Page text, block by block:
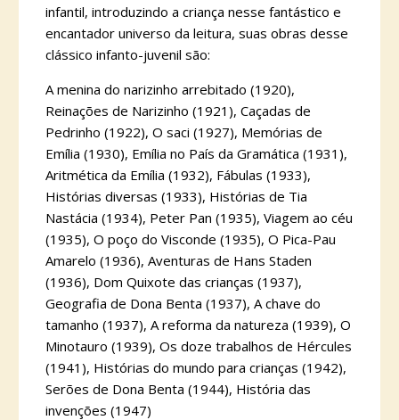
infantil, introduzindo a criança nesse fantástico e
encantador universo da leitura, suas obras desse
clássico infanto-juvenil são:
A menina do narizinho arrebitado (1920),
Reinações de Narizinho (1921), Caçadas de
Pedrinho (1922), O saci (1927), Memórias de
Emília (1930), Emília no País da Gramática (1931),
Aritmética da Emília (1932), Fábulas (1933),
Histórias diversas (1933), Histórias de Tia
Nastácia (1934), Peter Pan (1935), Viagem ao céu
(1935), O poço do Visconde (1935), O Pica-Pau
Amarelo (1936), Aventuras de Hans Staden
(1936), Dom Quixote das crianças (1937),
Geografia de Dona Benta (1937), A chave do
tamanho (1937), A reforma da natureza (1939), O
Minotauro (1939), Os doze trabalhos de Hércules
(1941), Histórias do mundo para crianças (1942),
Serões de Dona Benta (1944), História das
invenções (1947)